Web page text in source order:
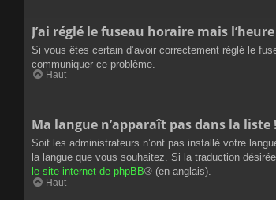
J’ai réglé le fuseau horaire mais
Si vous êtes certain d’avoir correctement réglé le
communiquer ce problème.
Haut
Ma langue n’apparaît pas dans la liste !
Soit les administrateurs n’ont pas installé votre
la langue que vous souhaitez. Si la traduction
le site internet de phpBB® (en anglais).
Haut